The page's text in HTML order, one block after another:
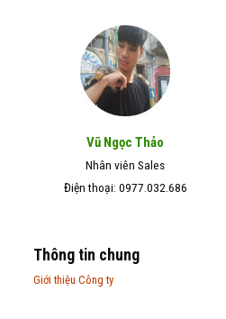
Vũ Ngọc Thảo
Nhân viên Sales
Điện thoại: 0977.032.686
Thông tin chung
Giới thiệu Công ty